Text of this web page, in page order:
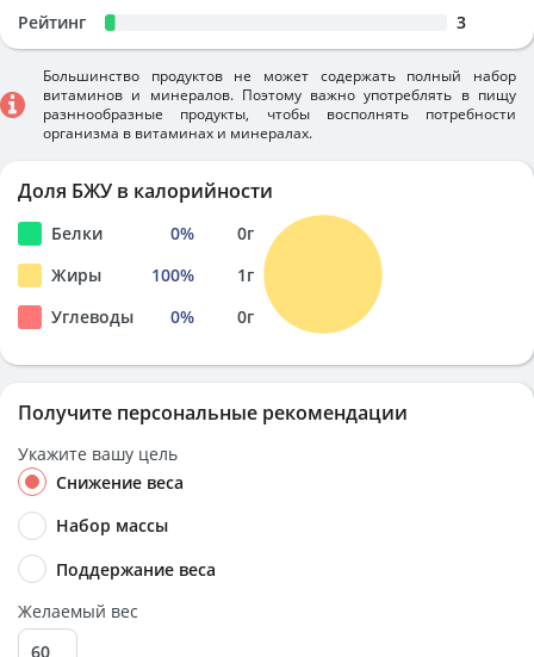
Рейтинг 3
Большинство продуктов не может содержать полный набор
витаминов и минералов. Поэтому важно употреблять в пищу
разннообразные продукты, чтобы восполнять потребности
организма в витаминах и минералах.
Доля БЖУ в калорийности
Белки 0% 0г
Жиры
100% 1г
Углеводы
0% 0г
Получите персональные рекомендации
Укажите вашу цель
Снижение веса
Набор массы
Поддержание веса
Желаемый вес